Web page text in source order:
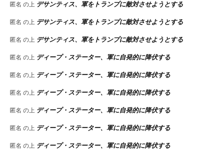
匿名 の上 デサンティス、軍をトランプに敵対させようとする
匿名 の上 デサンティス、軍をトランプに敵対させようとする
匿名 の上 デサンティス、軍をトランプに敵対させようとする
匿名 の上 ディープ・ステーター、軍に自発的に降伏する
匿名 の上 ディープ・ステーター、軍に自発的に降伏する
匿名 の上 ディープ・ステーター、軍に自発的に降伏する
匿名 の上 ディープ・ステーター、軍に自発的に降伏する
匿名 の上 ディープ・ステーター、軍に自発的に降伏する
匿名 の上 ディープ・ステーター、軍に自発的に降伏する